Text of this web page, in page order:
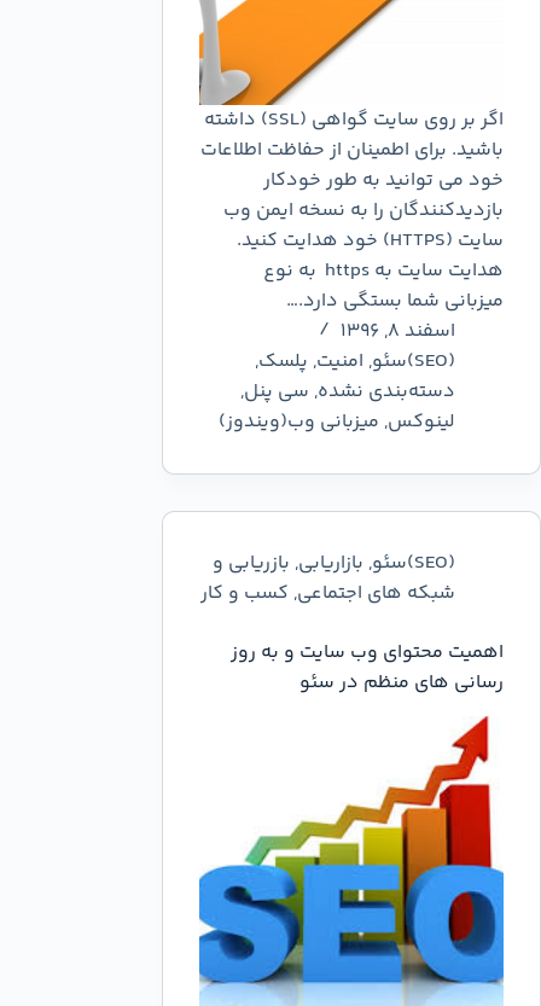
اگر بر روی سایت گواهی (SSL) داشته
باشید. برای اطمینان از حفاظت اطلاعات
خود می توانید به طور خودکار
بازدیدکنندگان را به نسخه ایمن وب
سایت (HTTPS) خود هدایت کنید.
هدایت سایت به https به نوع
میزبانی شما بستگی دارد.…
اسفند ۸, ۱۳۹۶
(SEO)سئو
, امنیت, پلسک,
دسته‌بندی نشده, سی پنل,
لینوکس, میزبانی وب(ویندوز)
(SEO)سئو , بازاریابی, بازریابی و
شبکه های اجتماعی, کسب و کار
اهمیت محتوای وب سایت و به روز
رسانی های منظم در سئو